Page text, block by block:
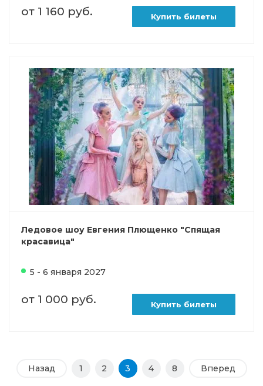
от 1 160 руб. Купить билеты
Ледовое шоу Евгения Плющенко "Спящая
красавица"
5 - 6 января 2027
от 1 000 руб. Купить билеты
Назад 1 2 3 4 8 Вперед